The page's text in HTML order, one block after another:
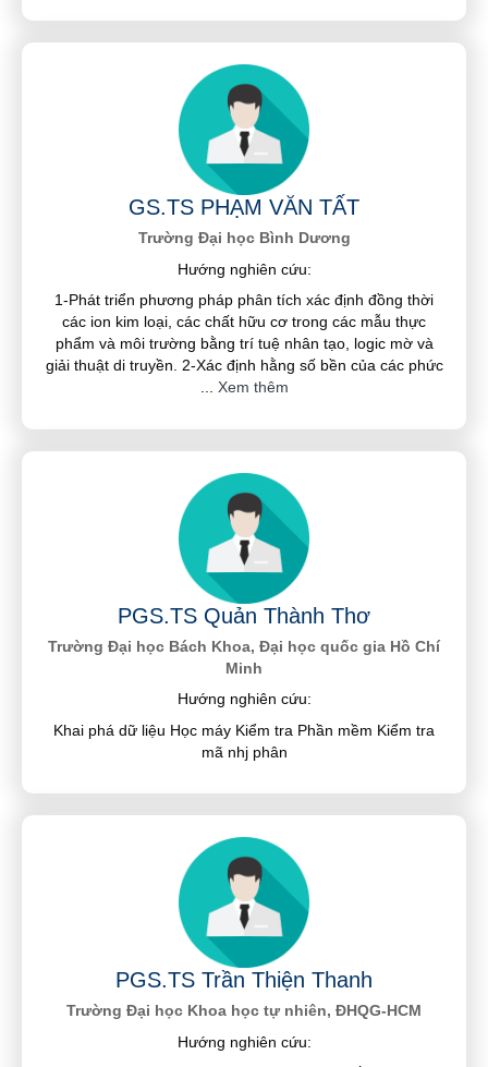
GS.TS PHẠM VĂN TẤT
Trường Đại học Bình Dương
Hướng nghiên cứu:
1-Phát triển phương pháp phân tích xác định đồng thời
các ion kim loại, các chất hữu cơ trong các mẫu thực
phẩm và môi trường bằng trí tuệ nhân tạo, logic mờ và
giải thuật di truyền. 2-Xác định hằng số bền của các phức
Xem thêm
PGS.TS Quản Thành Thơ
Trường Đại học Bách Khoa, Đại học quốc gia Hồ Chí
Minh
Hướng nghiên cứu:
Khai phá dữ liệu Học máy Kiểm tra Phần mềm Kiểm tra
mã nhj phân
PGS.TS Trần Thiện Thanh
Trường Đại học Khoa học tự nhiên, ĐHQG-HCM
Hướng nghiên cứu: